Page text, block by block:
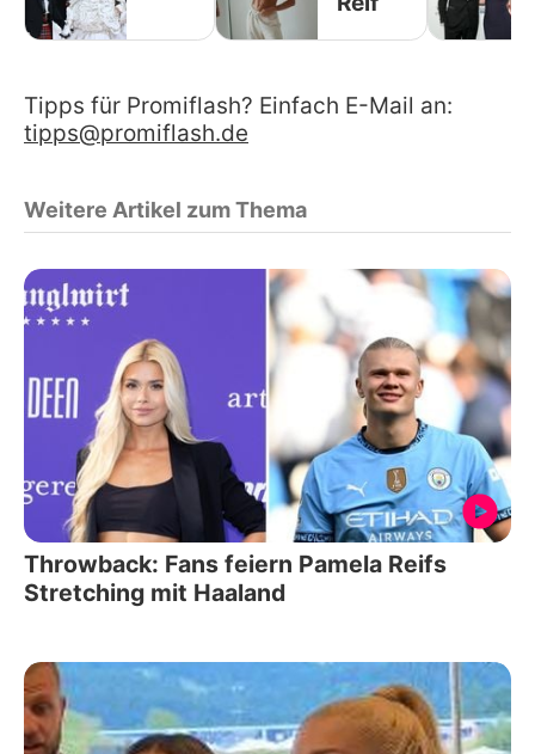
Tipps für Promiflash? Einfach E-Mail an:
tipps@promiflash.de
Weitere Artikel zum Thema
Throwback: Fans feiern Pamela Reifs
Stretching mit Haaland